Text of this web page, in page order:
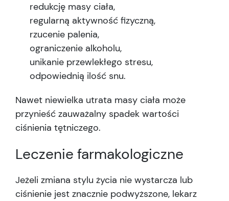
redukcję masy ciała,
regularną aktywność fizyczną,
rzucenie palenia,
ograniczenie alkoholu,
unikanie przewlekłego stresu,
odpowiednią ilość snu.
Nawet niewielka utrata masy ciała może
przynieść zauważalny spadek wartości
ciśnienia tętniczego.
Leczenie farmakologiczne
Jeżeli zmiana stylu życia nie wystarcza lub
ciśnienie jest znacznie podwyższone, lekarz